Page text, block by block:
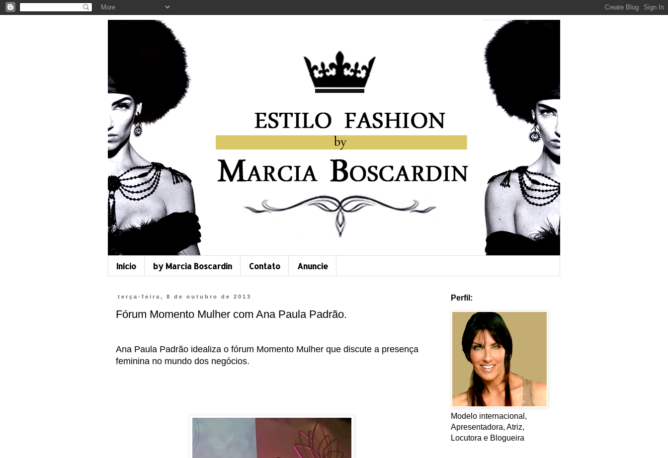
Início by Marcia Boscardin Contato Anuncie
terça-feira, 8 de outubro de 2013
Fórum Momento Mulher com Ana Paula Padrão.
Ana Paula Padrão idealiza o fórum Momento Mulher que discute a presença
feminina no mundo dos negócios.
Perfil:
Modelo internacional,
Apresentadora, Atriz,
Locutora e Blogueira